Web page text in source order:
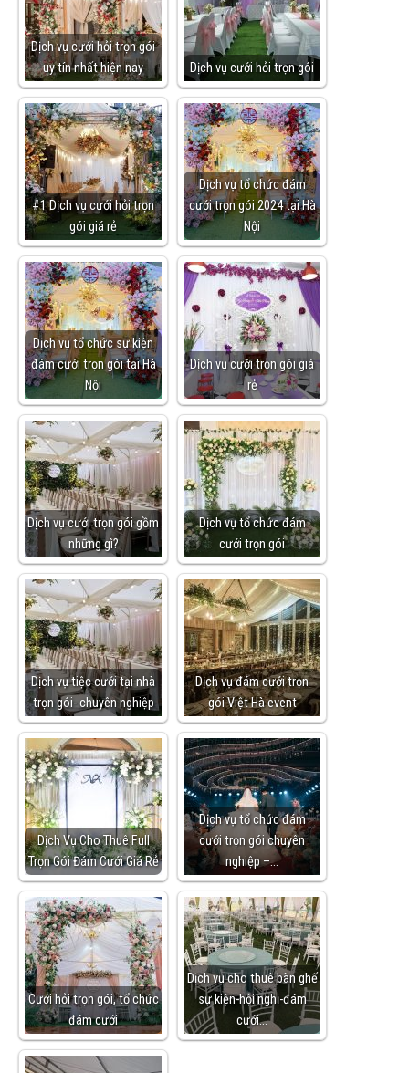
Dịch vụ cưới hỏi trọn gói
uy tín nhất hiện nay
Dịch vụ cưới hỏi trọn gói
#1 Dịch vụ cưới hỏi trọn
gói giá rẻ
Dịch vụ tổ chức đám
cưới trọn gói 2024 tại Hà
Nội
Dịch vụ tổ chức sự kiện
đám cưới trọn gói tại Hà
Nội
Dịch vụ cưới trọn gói giá
rẻ
Dịch vụ cưới trọn gói gồm
những gì?
Dịch vụ tổ chức đám
cưới trọn gói
Dịch vụ tiệc cưới tại nhà
trọn gói- chuyên nghiệp
Dịch vụ đám cưới trọn
gói Việt Hà event
Dịch Vụ Cho Thuê Full
Trọn Gói Đám Cưới Giá Rẻ
Dịch vụ tổ chức đám
cưới trọn gói chuyên
nghiệp –…
Cưới hỏi trọn gói, tổ chức
đám cưới
Dịch vụ cho thuê bàn ghế
sự kiện-hội nghị-đám
cưới…